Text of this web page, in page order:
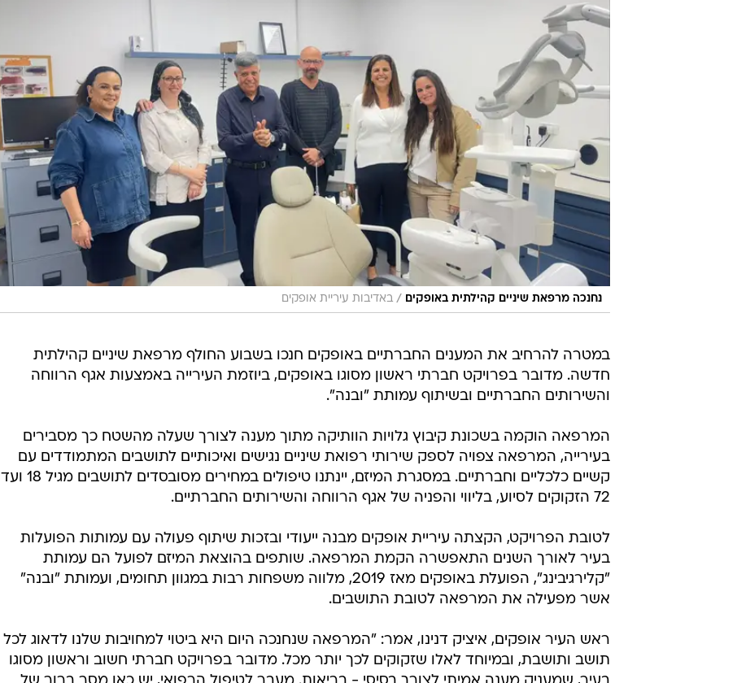
נחנכה מרפאת שיניים קהילתית באופקים / באדיבות עיריית אופקים
במטרה להרחיב את המענים החברתיים באופקים חנכו בשבוע החולף מרפאת שיניים קהילתית
חדשה. מדובר בפרויקט חברתי ראשון מסוגו באופקים, ביוזמת העירייה באמצעות אגף הרווחה
והשירותים החברתיים ובשיתוף עמותת "ובנה".
המרפאה הוקמה בשכונת קיבוץ גלויות הוותיקה מתוך מענה לצורך שעלה מהשטח כך מסבירים
בעירייה, המרפאה צפויה לספק שירותי רפואת שיניים נגישים ואיכותיים לתושבים המתמודדים עם
קשיים כלכליים וחברתיים. במסגרת המיזם, יינתנו טיפולים במחירים מסובסדים לתושבים מגיל 18 ועד
72 הזקוקים לסיוע, בליווי והפניה של אגף הרווחה והשירותים החברתיים.
לטובת הפרויקט, הקצתה עיריית אופקים מבנה ייעודי ובזכות שיתוף פעולה עם עמותות הפועלות
בעיר לאורך השנים התאפשרה הקמת המרפאה. שותפים בהוצאת המיזם לפועל הם עמותת
"קלירגיבינג", הפועלת באופקים מאז 2019, מלווה משפחות רבות במגוון תחומים, ועמותת "ובנה"
אשר מפעילה את המרפאה לטובת התושבים.
ראש העיר אופקים, איציק דנינו, אמר: "המרפאה שנחנכה היום היא ביטוי למחויבות שלנו לדאוג לכל
תושב ותושבת, ובמיוחד לאלו שזקוקים לכך יותר מכל. מדובר בפרויקט חברתי חשוב וראשון מסוגו